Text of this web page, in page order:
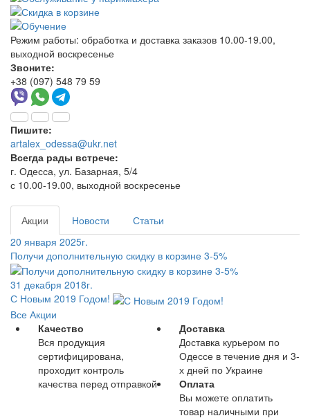
Режим работы: обработка и доставка заказов 10.00-19.00,
выходной воскресенье
Звоните:
+38 (097) 548 79 59
Пишите:
artalex_odessa@ukr.net
Всегда рады встрече:
г. Одесса, ул. Базарная, 5/4
с 10.00-19.00, выходной воскресенье
Акции Новости
Статьи
20 января 2025г.
Получи дополнительную скидку в корзине 3-5%
31 декабря 2018г.
С Новым 2019 Годом!
Все Акции
Качество
Вся продукция
сертифицирована,
проходит контроль
качества перед отправкой
Доставка
Доставка курьером по
Одессе в течение дня и 3-
х дней по Украине
Оплата
Вы можете оплатить
товар наличными при